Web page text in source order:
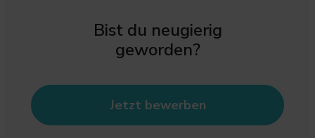
Bist du neugierig
geworden?
Jetzt bewerben